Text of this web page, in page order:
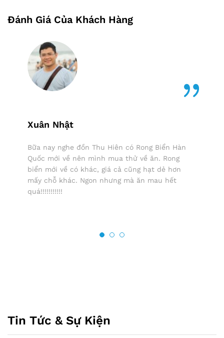
Đánh Giá Của Khách Hàng
Xuân Nhật
Bữa nay nghe đồn Thu Hiên có Rong Biển Hàn
Quốc mới về nên mình mua thử về ăn. Rong
biển mới về có khác, giá cả cũng hạt dẻ hơn
mấy chỗ khác. Ngon nhưng mà ăn mau hết
quá!!!!!!!!!!!
Tin Tức & Sự Kiện